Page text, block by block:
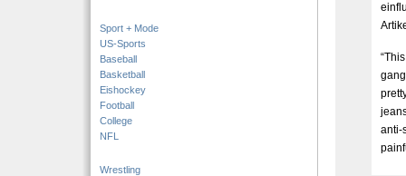
Sport + Mode
US-Sports
Baseball
Basketball
Eishockey
Football
College
NFL
Wrestling
anti-